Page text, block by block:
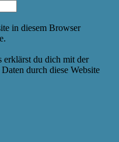
in diesem Browser
erklärst du dich mit der
durch diese Website